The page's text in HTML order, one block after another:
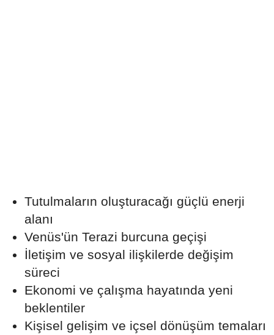
Tutulmaların oluşturacağı güçlü enerji
alanı
Venüs'ün Terazi burcuna geçişi
İletişim ve sosyal ilişkilerde değişim
süreci
Ekonomi ve çalışma hayatında yeni
beklentiler
Kişisel gelişim ve içsel dönüşüm temaları